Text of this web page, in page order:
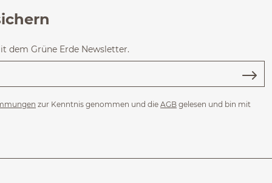
dem Grüne Erde Newsletter.
zur Kenntnis genommen und die AGB gelesen und bin mit